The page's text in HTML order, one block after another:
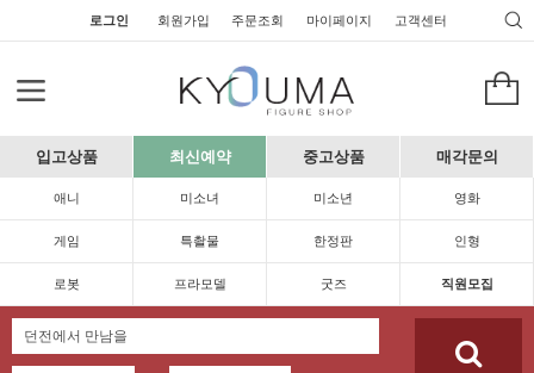
로그인 회원가입 주문조회 마이페이지 고객센터
입고상품 최신예약 중고상품 매각문의
애니 미소녀 미소년 영화
게임 특촬물 한정판 인형
로봇 프라모델 굿즈 직원모집